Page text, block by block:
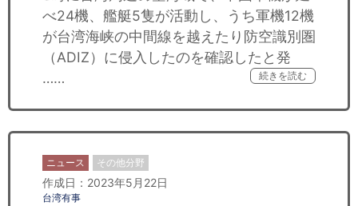
べ24機、艦艇5隻が活動し、うち軍機12機
が台湾海峡の中間線を越えたり防空識別圏
（ADIZ）に侵入したのを確認したと発
……
続きを読む
ニュース その他分野
作成日：2023年5月22日
台湾有事